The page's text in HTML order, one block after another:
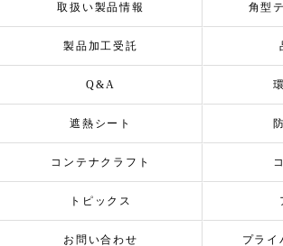
取扱い製品情報 角型
製品加工受託
Q&A
遮熱シート
コンテナクラフト
トピックス
お問い合わせ プライ